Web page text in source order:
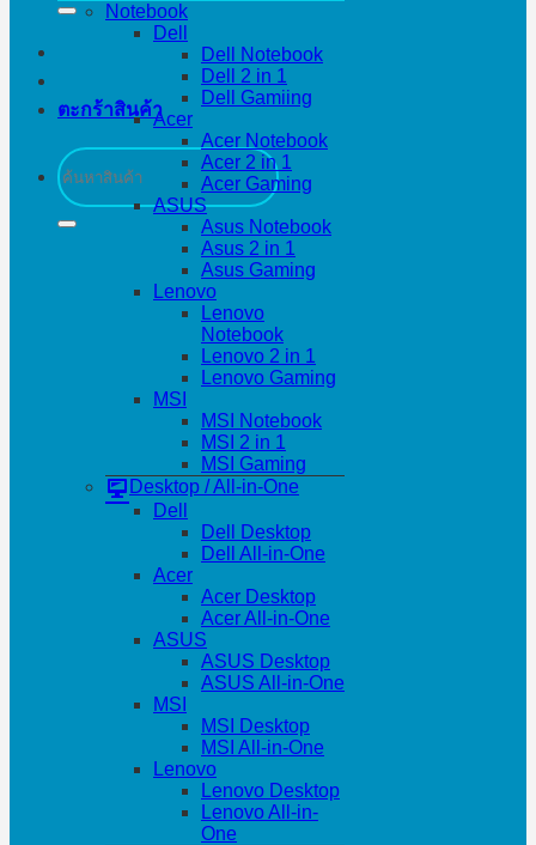
ตะกร้าสินค้า
ค้นหา:
Notebook
Dell
Dell Notebook
Dell 2 in 1
Dell Gamiing
Acer
Acer Notebook
Acer 2 in 1
Acer Gaming
ASUS
Asus Notebook
Asus 2 in 1
Asus Gaming
Lenovo
Lenovo
Notebook
Lenovo 2 in 1
Lenovo Gaming
MSI
MSI Notebook
MSI 2 in 1
MSI Gaming
Desktop / All-in-One
Dell
Dell Desktop
Dell All-in-One
Acer
Acer Desktop
Acer All-in-One
ASUS
ASUS Desktop
ASUS All-in-One
MSI
MSI Desktop
MSI All-in-One
Lenovo
Lenovo Desktop
Lenovo All-in-
One